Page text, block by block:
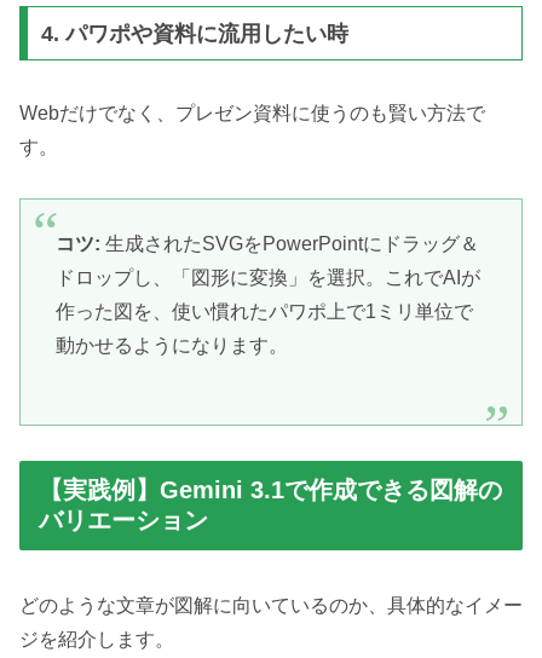
4. パワポや資料に流用したい時
Webだけでなく、プレゼン資料に使うのも賢い方法で
す。
コツ: 生成されたSVGをPowerPointにドラッグ＆
ドロップし、「図形に変換」を選択。これでAIが
作った図を、使い慣れたパワポ上で1ミリ単位で
動かせるようになります。
【実践例】Gemini 3.1で作成できる図解の
バリエーション
どのような文章が図解に向いているのか、具体的なイメー
ジを紹介します。